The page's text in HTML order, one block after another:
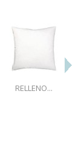
RELLENO...